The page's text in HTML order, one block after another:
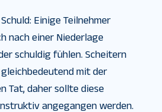
Einige Teilnehmer
nach einer Niederlage
schuldig fühlen. Scheitern
mit der
Tat, daher sollte diese
angegangen werden.